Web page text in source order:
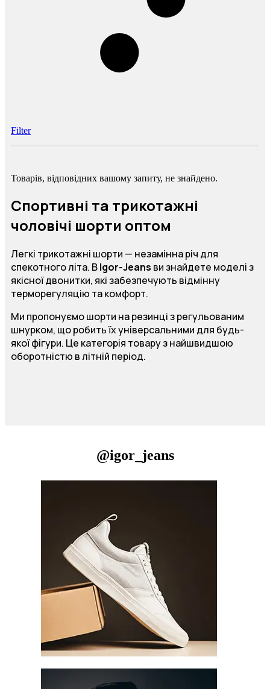
Filter
Товарів, відповідних вашому запиту, не знайдено.
Спортивні та трикотажні
чоловічі шорти оптом
Легкі трикотажні шорти — незамінна річ для
спекотного літа. ВIgor-Jeans ви знайдете моделі з
якісної двонитки, які забезпечують відмінну
терморегуляцію та комфорт.
Ми пропонуємо шорти на резинці з регульованим
шнурком, що робить їх універсальними для будь-
якої фігури. Це категорія товару з найшвидшою
оборотністю в літній період.
@igor_jeans